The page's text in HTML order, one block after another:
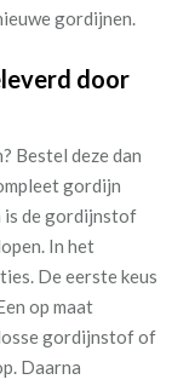
gordijnen.
door
Bestel deze dan
gordijn
is de gordijnstof
In het
De eerste keus
op maat
gordijnstof of
Daarna